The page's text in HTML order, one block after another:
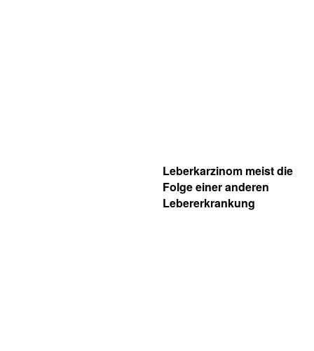
Leberkarzinom meist die
Folge einer anderen
Lebererkrankung